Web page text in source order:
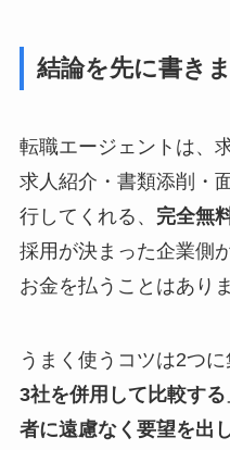
結論を先に書き
転職エージェントは、
求人紹介・書類添削・
行してくれる、 完全無
採用が決まった企業側
お金を払うことはあり
うまく使うコツは2つに
3社を併用して比較する
者に遠慮なく要望を出